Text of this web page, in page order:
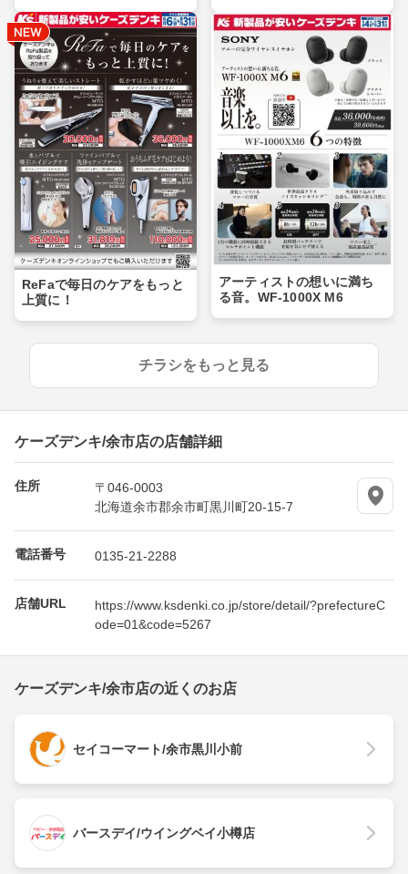
ReFaで毎日のケアをもっと
上質に！
アーティストの想いに満ち
る音。WF-1000X M6
チラシをもっと見る
ケーズデンキ/余市店の店舗詳細
住所
〒046-0003
北海道余市郡余市町黒川町20-15-7
電話番号 0135-21-2288
店舗URL
https://www.ksdenki.co.jp/store/detail/?prefectureC
ode=01&code=5267
ケーズデンキ/余市店の近くのお店
セイコーマート/余市黒川小前
バースデイ/ウイングベイ小樽店